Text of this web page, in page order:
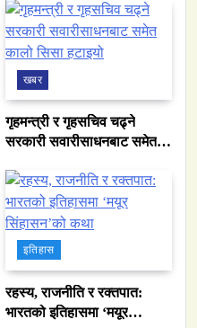
खबर
गृहमन्त्री र गृहसचिव चढ्ने
सरकारी सवारीसाधनबाट समेत
इतिहास
रहस्य, राजनीति र रक्तपात:
भारतको इतिहासमा ‘मयूर